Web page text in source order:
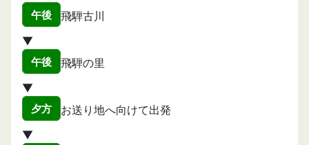
午後
飛騨古川
▼
午後
飛騨の里
▼
夕方
お送り地へ向けて出発
▼